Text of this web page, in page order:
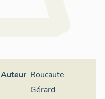
Auteur Roucaute
Gérard